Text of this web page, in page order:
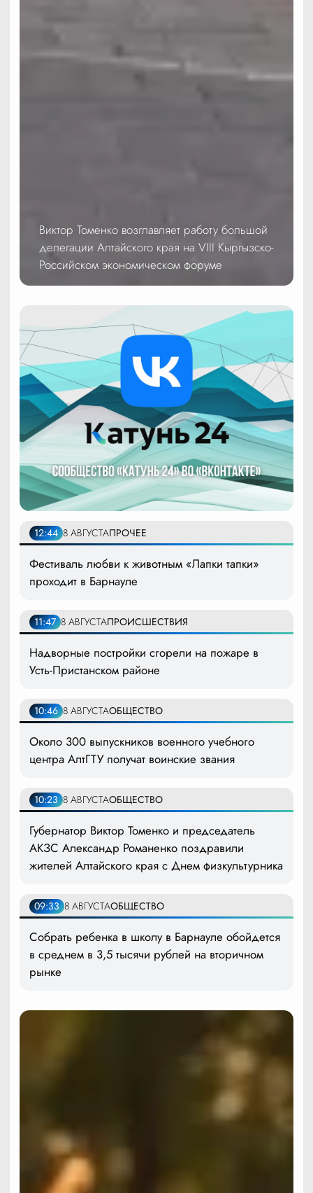
Виктор Томенко возглавляет работу большой
делегации Алтайского края на VIII Кыргызско-
Российском экономическом форуме
12:44 8 АВГУСТАПРОЧЕЕ
Фестиваль любви к животным «Лапки тапки»
проходит в Барнауле
11:47 8 АВГУСТАПРОИСШЕСТВИЯ
Надворные постройки сгорели на пожаре в
Усть-Пристанском районе
10:46 8 АВГУСТАОБЩЕСТВО
Около 300 выпускников военного учебного
центра АлтГТУ получат воинские звания
10:23 8 АВГУСТАОБЩЕСТВО
Губернатор Виктор Томенко и председатель
АКЗС Александр Романенко поздравили
жителей Алтайского края с Днем физкультурника
09:33 8 АВГУСТАОБЩЕСТВО
Собрать ребенка в школу в Барнауле обойдется
в среднем в 3,5 тысячи рублей на вторичном
рынке